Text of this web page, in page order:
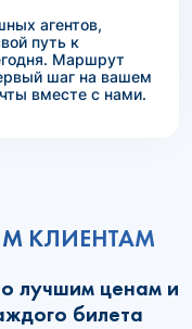
агентов,
путь к
Маршрут
шаг на вашем
вместе с нами.
КЛИЕНТАМ
лучшим ценам и
билета